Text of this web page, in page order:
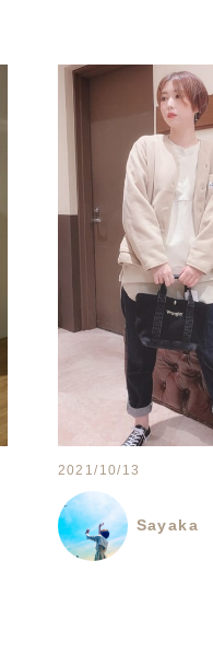
2021/10/13
Sayaka